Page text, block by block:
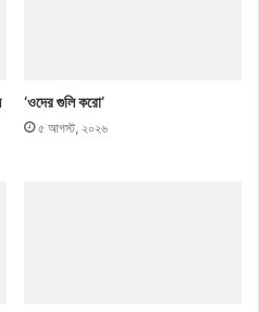
‘ওদের গুলি করো’
৫ আগস্ট, ২০২৬